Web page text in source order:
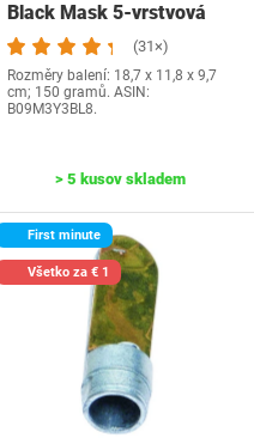
Black Mask 5-vrstvová
maska na tvár…(31×)
Rozměry balení: 18,7 x 11,8 x 9,7
cm; 150 gramů. ASIN:
B09M3Y3BL8.
> 5 kusov skladem
First minute
Všetko za € 1